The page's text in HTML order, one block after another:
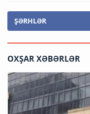
ŞƏRHLƏR
OXŞAR XƏBƏRLƏR